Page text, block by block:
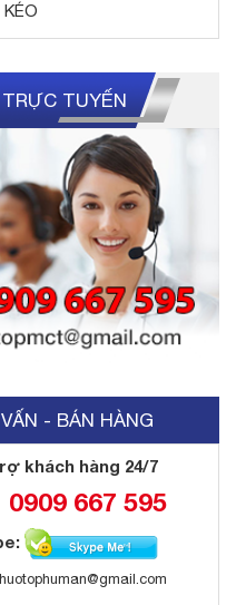
TUYẾN
- BÁN HÀNG
khách hàng 24/7
0909 667 595